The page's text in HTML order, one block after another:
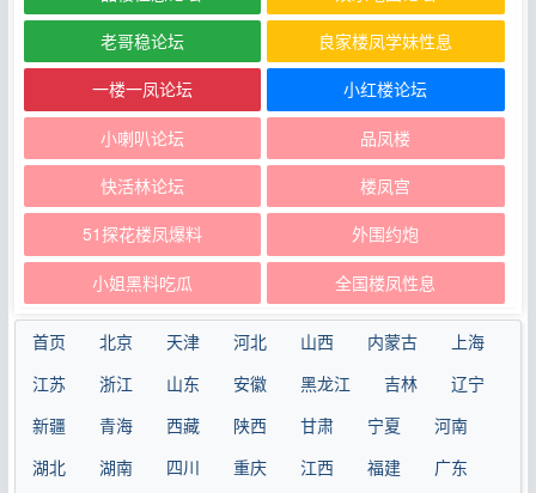
老哥稳论坛 良家楼凤学妹性息
一楼一凤论坛 小红楼论坛
小喇叭论坛 品凤楼
快活林论坛 楼凤宫
51探花楼凤爆料 外围约炮
小姐黑料吃瓜 全国楼凤性息
首页 北京 天津 河北 山西 内蒙古
上海
江苏
浙江 山东 安徽 黑龙江 吉林
辽宁
新疆
青海 西藏 陕西 甘肃 宁夏
河南
湖北
湖南 四川 重庆 江西 福建
广东